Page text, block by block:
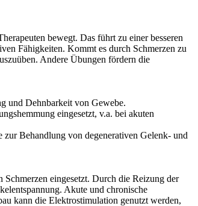
bewegt. Das führt zu einer besseren
Fähigkeiten. Kommt es durch Schmerzen zu
Andere Übungen fördern die
und Dehnbarkeit von Gewebe.
eingesetzt, v.a. bei akuten
Behandlung von degenerativen Gelenk- und
eingesetzt. Durch die Reizung der
Akute und chronische
kann die Elektrostimulation genutzt werden,